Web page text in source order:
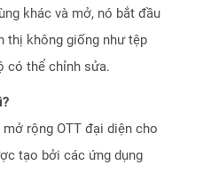
khác và mở, nó bắt đầu
thị không giống như tệp
có thể chỉnh sửa.
rộng OTT đại diện cho
tạo bởi các ứng dụng